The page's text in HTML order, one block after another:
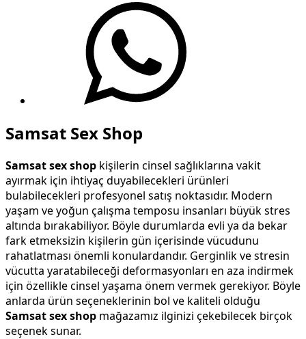
Samsat Sex Shop
Samsat sex shop kişilerin cinsel sağlıklarına vakit
ayırmak için ihtiyaç duyabilecekleri ürünleri
bulabilecekleri profesyonel satış noktasıdır. Modern
yaşam ve yoğun çalışma temposu insanları büyük stres
altında bırakabiliyor. Böyle durumlarda evli ya da bekar
fark etmeksizin kişilerin gün içerisinde vücudunu
rahatlatması önemli konulardandır. Gerginlik ve stresin
vücutta yaratabileceği deformasyonları en aza indirmek
için özellikle cinsel yaşama önem vermek gerekiyor. Böyle
anlarda ürün seçeneklerinin bol ve kaliteli olduğu
Samsat sex shop mağazamız ilginizi çekebilecek birçok
seçenek sunar.